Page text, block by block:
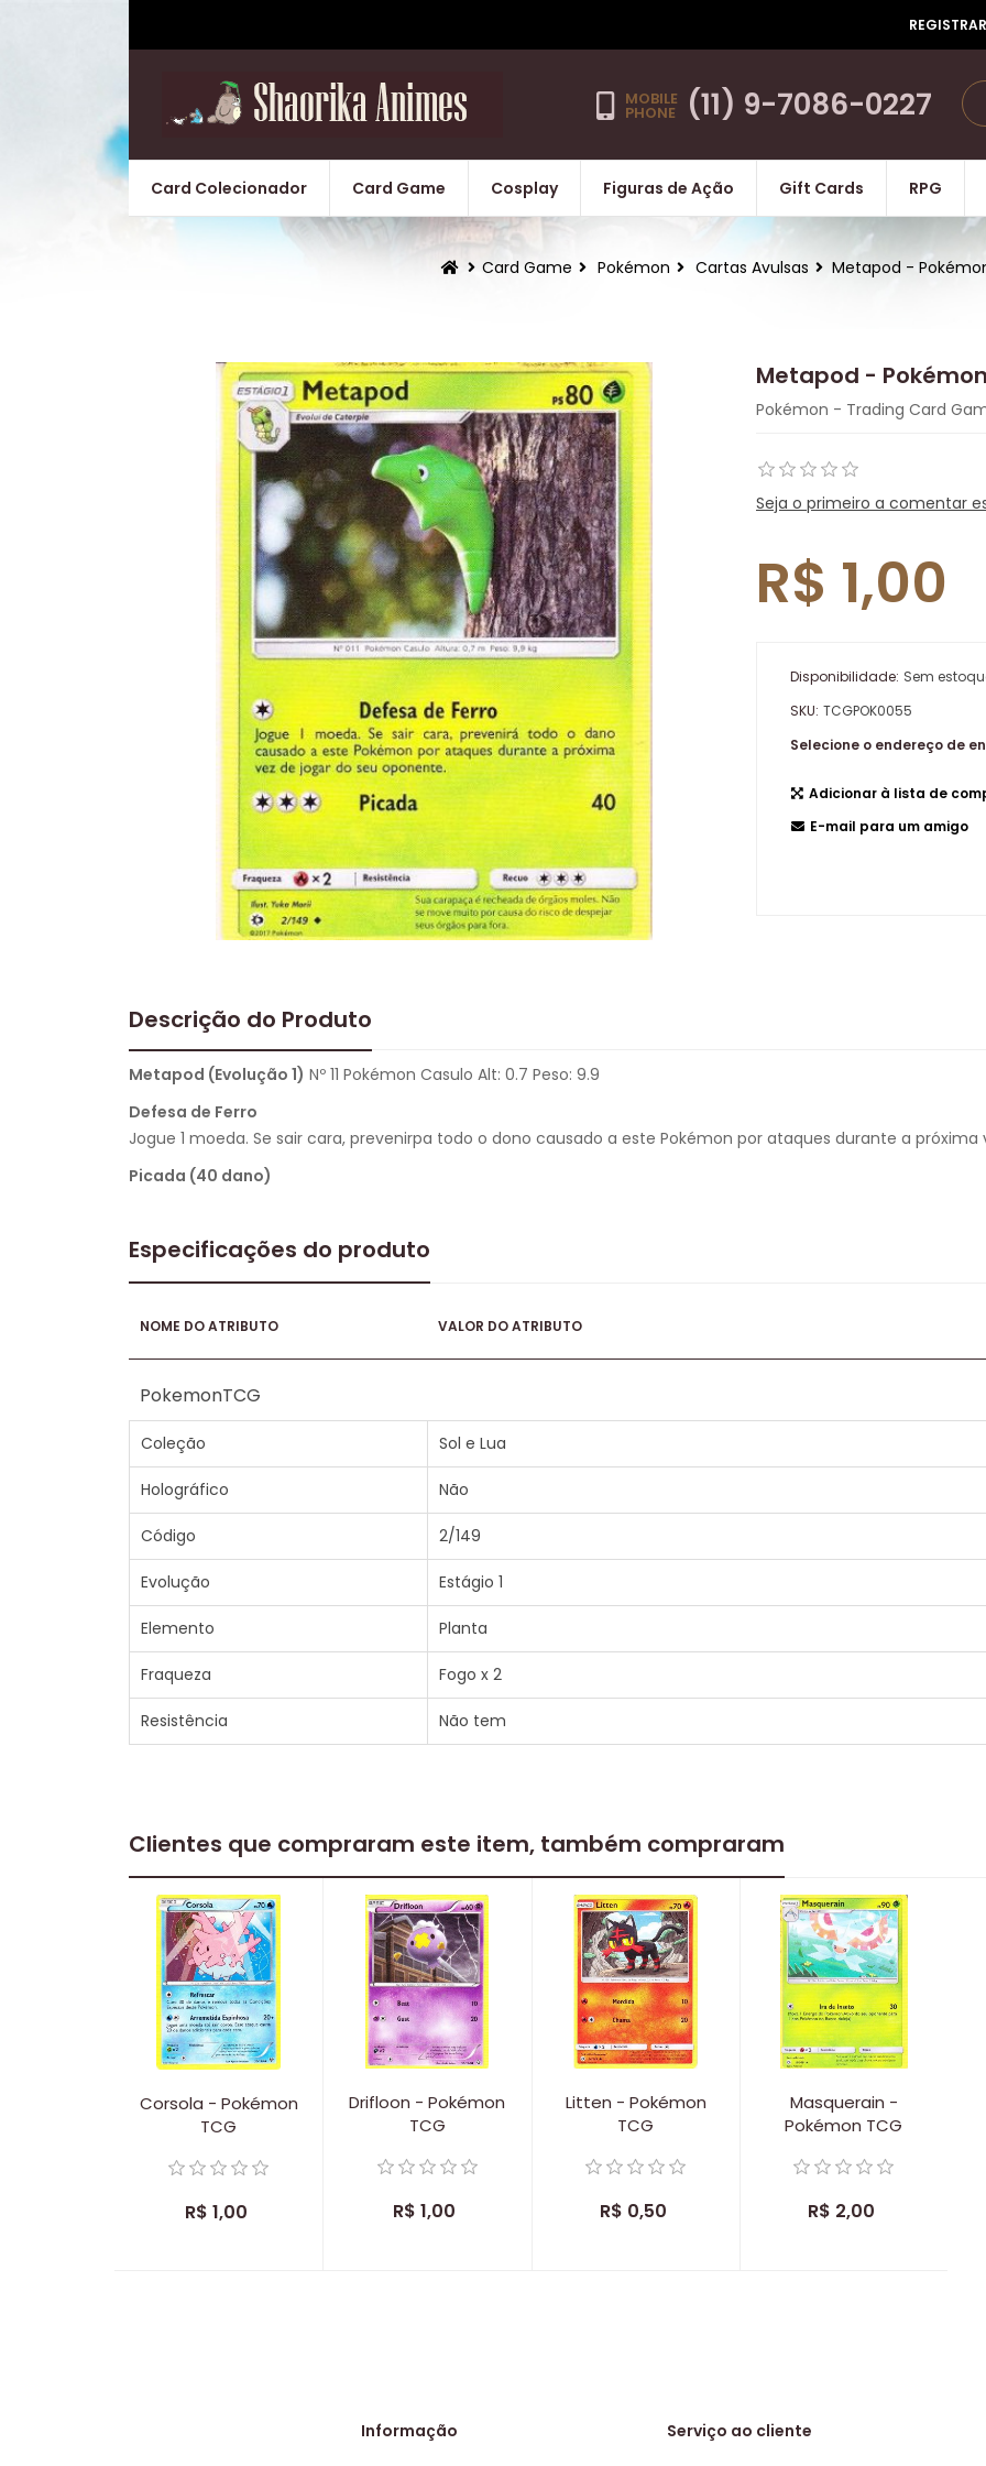
REGISTRAR
MOBILE
PHONE (11) 9-7086-0227
Card Colecionador Card Game Cosplay Figuras de Ação Gift Cards RPG
Card Game Pokémon Cartas Avulsas Metapod -
Metapod -
Pokémon - Trading Card
Seja o primeiro a comentar
R$ 1,00
Disponibilidade: Sem
SKU: TCGPOK0055
Selecione o endereço de
Adicionar à lista de
E-mail para um amigo
Descrição do Produto
Metapod (Evolução 1) Nº 11 Pokémon Casulo Alt: 0.7 Peso: 9.9
Defesa de Ferro
Jogue 1 moeda. Se sair cara, prevenirpa todo o dono causado a este Pokémon por ataques durante a próxima
Picada (40 dano)
Especificações do produto
NOME DO ATRIBUTO VALOR DO ATRIBUTO
PokemonTCG
Coleção Sol e Lua
Holográfico Não
Código 2/149
Evolução Estágio 1
Elemento Planta
Fraqueza Fogo x 2
Resistência Não tem
Clientes que compraram este item, também compraram
Corsola - Pokémon
TCG
R$ 1,00
Drifloon - Pokémon
TCG
R$ 1,00
Litten - Pokémon
TCG
R$ 0,50
Masquerain -
Pokémon TCG
R$ 2,00
Informação Serviço ao cliente